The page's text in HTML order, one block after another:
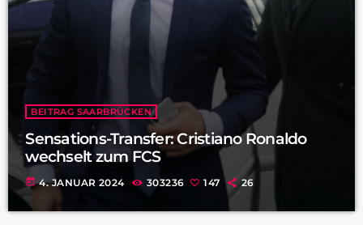
BEITRAG SAARBRÜCKEN
Sensations-Transfer: Cristiano Ronaldo
wechselt zum FCS
today 4. JANUAR 2024 303236 147 26